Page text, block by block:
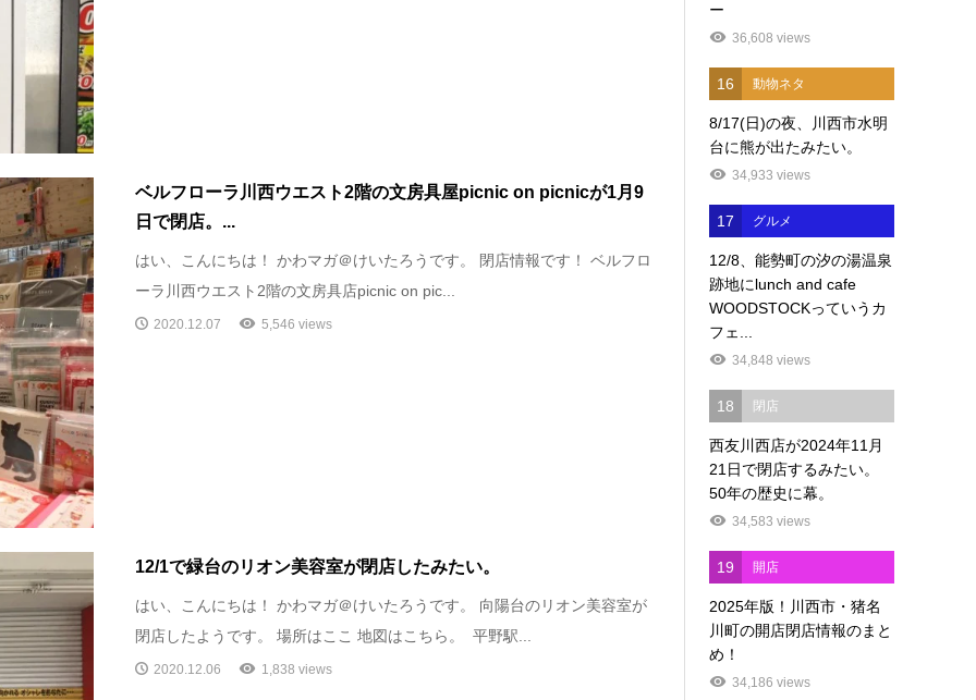
ベルフローラ川西ウエスト2階の文房具屋picnic on picnicが1月9
日で閉店。...
はい、こんにちは！ かわマガ＠けいたろうです。 閉店情報です！ ベルフロ
ーラ川西ウエスト2階の文房具店picnic on pic...
2020.12.07 5,546 views
12/1で緑台のリオン美容室が閉店したみたい。
はい、こんにちは！ かわマガ＠けいたろうです。 向陽台のリオン美容室が
閉店したようです。 場所はここ 地図はこちら。 平野駅...
2020.12.06 1,838 views
ー
36,608 views
16 動物ネタ
8/17(日)の夜、川西市水明
台に熊が出たみたい。
34,933 views
17 グルメ
12/8、能勢町の汐の湯温泉
跡地にlunch and cafe
WOODSTOCKっていうカ
フェ...
34,848 views
18 閉店
西友川西店が2024年11月
21日で閉店するみたい。
50年の歴史に幕。
34,583 views
19 開店
2025年版！川西市・猪名
川町の開店閉店情報のまと
め！
34,186 views